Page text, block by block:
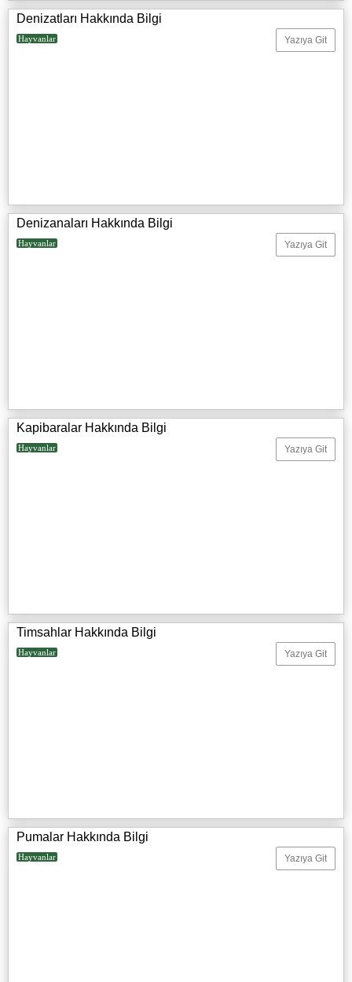
Denizatları Hakkında Bilgi
Hayvanlar Yazıya Git
Denizanaları Hakkında Bilgi
Hayvanlar Yazıya Git
Kapibaralar Hakkında Bilgi
Hayvanlar Yazıya Git
Timsahlar Hakkında Bilgi
Hayvanlar Yazıya Git
Pumalar Hakkında Bilgi
Hayvanlar Yazıya Git